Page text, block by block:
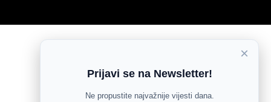
×
Prijavi se na Newsletter!
Ne propustite najvažnije vijesti dana.